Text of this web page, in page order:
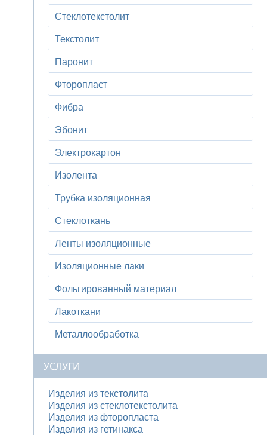
Стеклотекстолит
Текстолит
Паронит
Фторопласт
Фибра
Эбонит
Электрокартон
Изолента
Трубка изоляционная
Стеклоткань
Ленты изоляционные
Изоляционные лаки
Фольгированный материал
Лакоткани
Металлообработка
УСЛУГИ
Изделия из текстолита
Изделия из стеклотекстолита
Изделия из фторопласта
Изделия из гетинакса